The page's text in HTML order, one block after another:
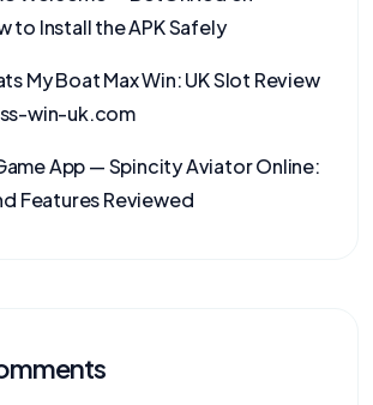
to Install the APK Safely
My Boat Max Win: UK Slot Review
win-uk.com
App — Spincity Aviator Online:
Features Reviewed